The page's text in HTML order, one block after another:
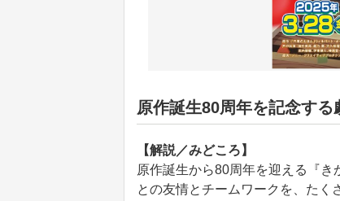
原作誕生80周年を記念す
【解説／みどころ】
原作誕生から80周年を迎える『
との友情とチームワークを、たく